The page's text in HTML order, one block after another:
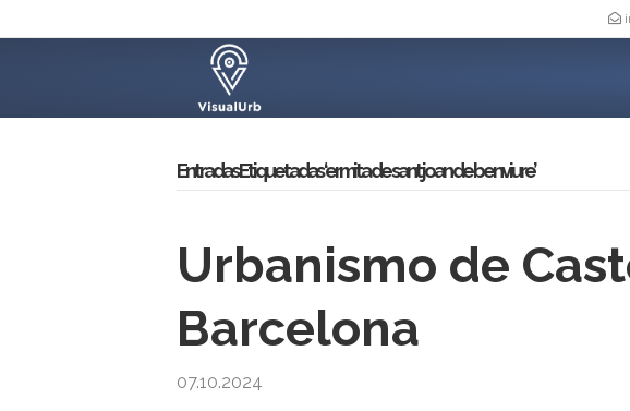
Entradas Etiquetadas ‘ermita de sant joan de benviure’
Urbanismo de
Barcelona
07.10.2024